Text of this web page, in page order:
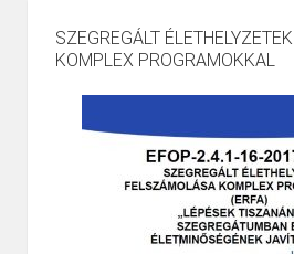
SZEGREGÁLT
KOMPLEX PROGRAMOKKAL